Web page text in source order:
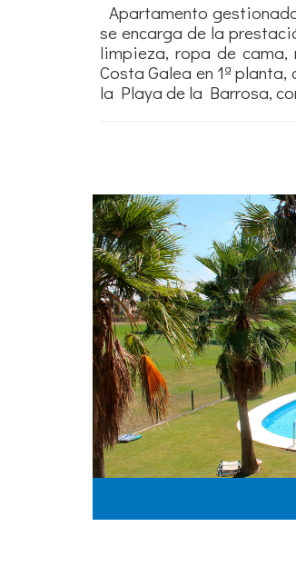
Apartamento
se encarga de la
limpieza, ropa de
Costa Galea en 1ª
la Playa de la Barrosa,